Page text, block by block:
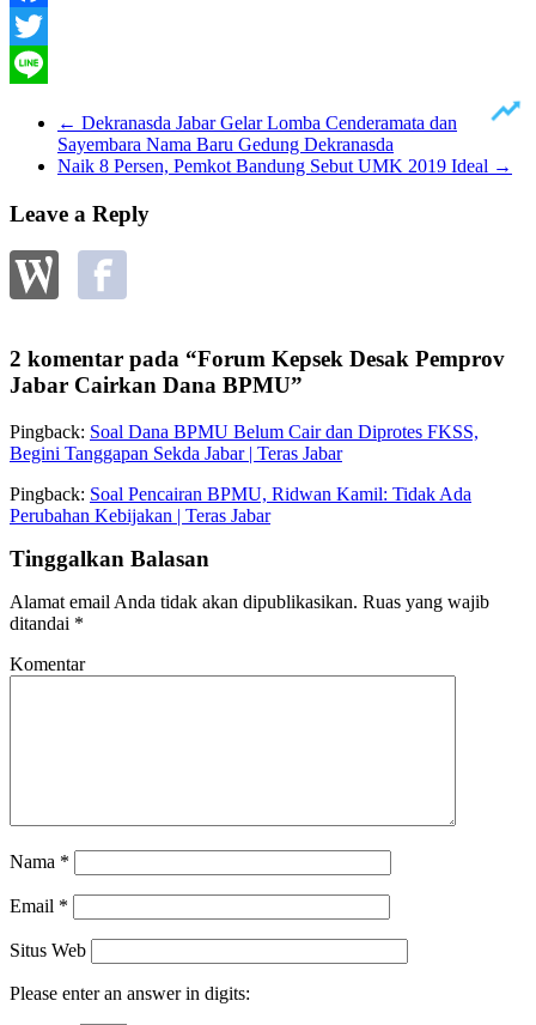
Facebook
Twitter
← Dekranasda Jabar Gelar Lomba Cenderamata dan
Sayembara Nama Baru Gedung Dekranasda
Naik 8 Persen, Pemkot Bandung Sebut UMK 2019 Ideal →
Leave a Reply
2 komentar pada “Forum Kepsek Desak Pemprov
Jabar Cairkan Dana BPMU”
Pingback: Soal Dana BPMU Belum Cair dan Diprotes FKSS,
Begini Tanggapan Sekda Jabar | Teras Jabar
Pingback: Soal Pencairan BPMU, Ridwan Kamil: Tidak Ada
Perubahan Kebijakan | Teras Jabar
Tinggalkan Balasan
Alamat email Anda tidak akan dipublikasikan. Ruas yang wajib
ditandai *
Komentar
Nama *
Email *
Situs Web
Please enter an answer in digits: